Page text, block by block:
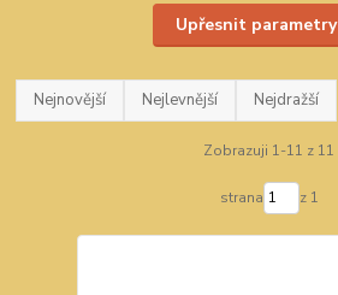
Upřesnit parametry
Nejnovější Nejlevnější Nejdražší
Zobrazuji 1-11 z 11
strana z 1